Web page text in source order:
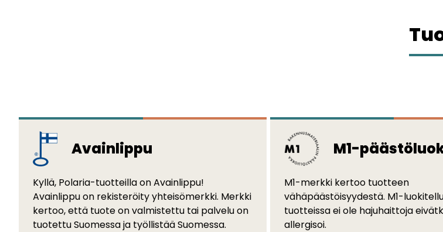
Avainlippu
Kyllä, Polaria-tuotteilla on Avainlippu!
Avainlippu on rekisteröity yhteisömerkki. Merkki
kertoo, että tuote on valmistettu tai palvelu on
tuotettu Suomessa ja työllistää Suomessa.
M1-
M1-merkki kertoo tuotteen
vähäpäästöisyydestä. M1-
tuotteissa ei ole hajuhaittoja
allergisoi.